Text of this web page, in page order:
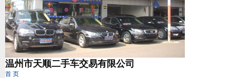
温州市天顺二手车交易有限公司
首 页